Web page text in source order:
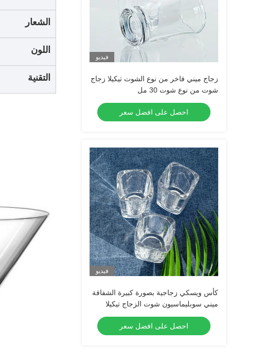
فيديو
زجاج ميني فاخر من نوع الشوت تيكيلا زجاج
شوت من نوع شوت 30 مل
احصل على افضل سعر
فيديو
كأس ويسكي زجاجية بصورة كبيرة الشفافة
ميني سوبليماسيون شوت الزجاج تيكيلا
شوت الزجاج إسبريسو شوت الزجاج
احصل على افضل سعر
الشعار
اللون
التقنية